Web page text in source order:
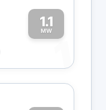
1.1
MW
1